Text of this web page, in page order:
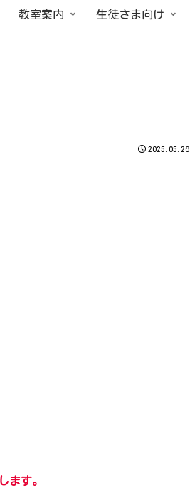
教室案内 生徒さま向け
2025.05.26
す。